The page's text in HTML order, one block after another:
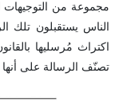
مجموعة من التوجيهات
اكتراث مُرسليها
تصنّف الرسالة على أنها